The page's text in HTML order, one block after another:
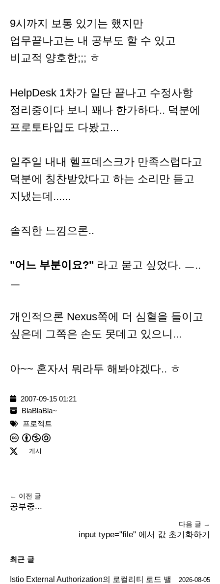
9시까지 보통 있기는 했지만
업무끝나고는 내 공부도 할 수 있고
비교적 양호한;;; ㅎ
HelpDesk 1차가 일단 끝나고 수정사항
정리중이다 보니 꽤나 한가하다.. 덕분에
프로토타입도 다봤고...
일주일 내내 헬프데스크가 만족스럽다고
덕분에 칭찬받았다고 하는 소리만 듣고
지냈는데......
솔직한 느낌으론..
"어느 부분이요?" 라고 묻고 싶었다. ㅡ..
ㅡ
개인적으론 Nexus쪽에 더 심혈을 들이고
싶은데 그쪽은 손도 못데고 있으니...
아~~ 혼자서 뭐라두 해봐야겠다.. ㅎ
2007-09-15 01:21
BlaBlaBla~
프로젝트
게시
← 이전 글
공부중...
다음 글 →
input type="file" 에서 값 초기화하기
최근 글
Istio External Authorization의 로컬리티 로드 밸
2026-08-05